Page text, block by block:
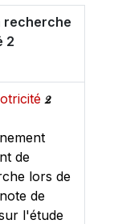
recherche
2
2
de
lors de
de
l'étude